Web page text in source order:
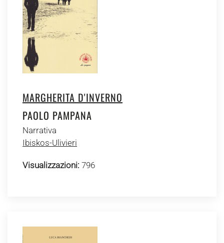
MARGHERITA D'INVERNO
PAOLO PAMPANA
Narrativa
Ibiskos-Ulivieri
Visualizzazioni: 796